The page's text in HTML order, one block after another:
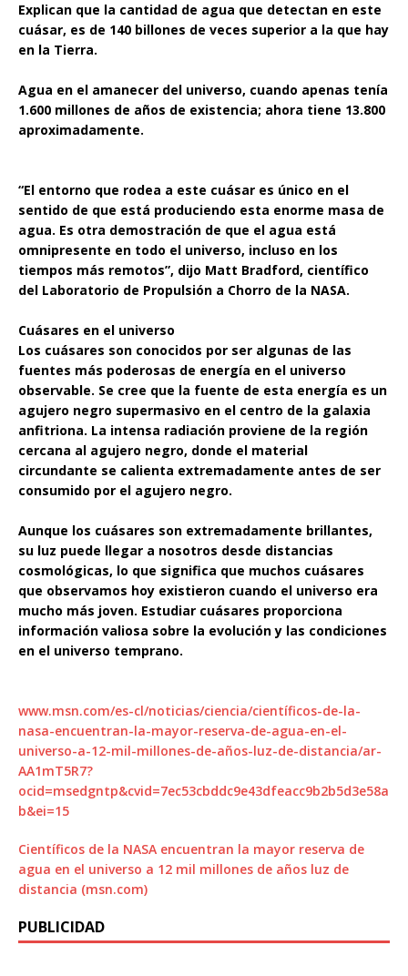
Explican que la cantidad de agua que detectan en este
cuásar, es de 140 billones de veces superior a la que hay
en la Tierra.
Agua en el amanecer del universo, cuando apenas tenía
1.600 millones de años de existencia; ahora tiene 13.800
aproximadamente.
“El entorno que rodea a este cuásar es único en el
sentido de que está produciendo esta enorme masa de
agua. Es otra demostración de que el agua está
omnipresente en todo el universo, incluso en los
tiempos más remotos”, dijo Matt Bradford, científico
del Laboratorio de Propulsión a Chorro de la NASA.
Cuásares en el universo
Los cuásares son conocidos por ser algunas de las
fuentes más poderosas de energía en el universo
observable. Se cree que la fuente de esta energía es un
agujero negro supermasivo en el centro de la galaxia
anfitriona. La intensa radiación proviene de la región
cercana al agujero negro, donde el material
circundante se calienta extremadamente antes de ser
consumido por el agujero negro.
Aunque los cuásares son extremadamente brillantes,
su luz puede llegar a nosotros desde distancias
cosmológicas, lo que significa que muchos cuásares
que observamos hoy existieron cuando el universo era
mucho más joven. Estudiar cuásares proporciona
información valiosa sobre la evolución y las condiciones
en el universo temprano.
www.msn.com/es-cl/noticias/ciencia/científicos-de-la-
nasa-encuentran-la-mayor-reserva-de-agua-en-el-
universo-a-12-mil-millones-de-años-luz-de-distancia/ar-
AA1mT5R7?
ocid=msedgntp&cvid=7ec53cbddc9e43dfeacc9b2b5d3e58a
b&ei=15
Científicos de la NASA encuentran la mayor reserva de
agua en el universo a 12 mil millones de años luz de
distancia (msn.com)
PUBLICIDAD